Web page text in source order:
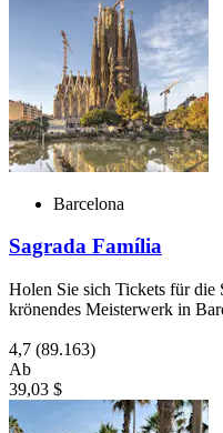
Barcelona
Sagrada Família
Holen Sie sich Tickets für die
krönendes Meisterwerk in
4,7 (89.163)
Ab
39,03 $